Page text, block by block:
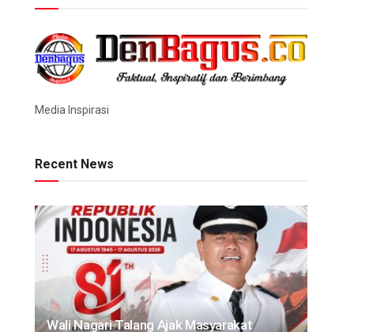
Media Inspirasi
Recent News
Wali Nagari Talang Ajak Masyarakat